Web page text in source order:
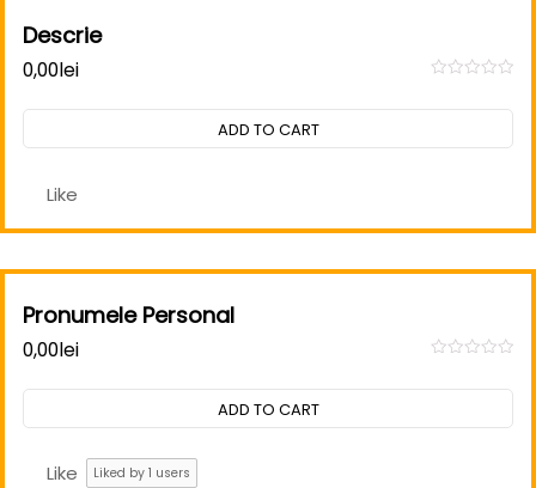
Descrie
5
0,00lei
ADD TO CART
Like
Pronumele Personal
5
0,00lei
ADD TO CART
Like Liked by 1 users